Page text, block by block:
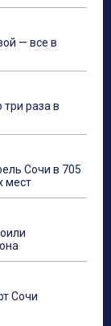
— все в
раза в
Сочи в 705
мест
Сочи